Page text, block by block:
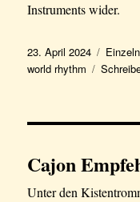
Instruments wider.
Veröffentlicht
am
23. April 2024
world rhythm
Cajon
Unter den